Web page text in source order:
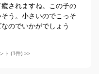
されますね。この子の
う。小さいのでこっそ
のでいかがでしょう
ト (1件) >